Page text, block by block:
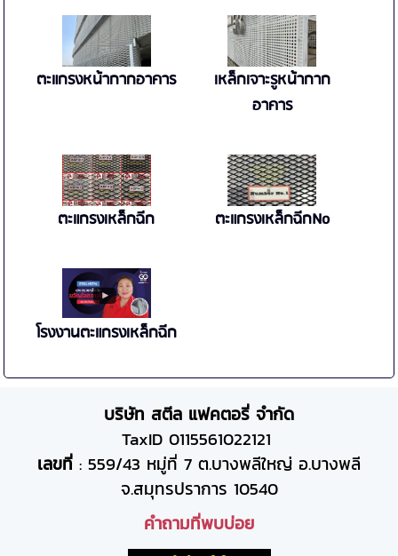
ตะแกรงหน้ากากอาคาร
เหล็กเจาะรูหน้ากาก
อาคาร
ตะแกรงเหล็กฉีก ตะแกรงเหล็กฉีกNo
โรงงานตะแกรงเหล็กฉีก
บริษัท สตีล แฟคตอรี่ จำกัด
TaxID 0115561022121
เลขที่ : 559/43 หมู่ที่ 7 ต.บางพลีใหญ่ อ.บางพลี
จ.สมุทรปราการ 10540
คำถามที่พบบ่อย